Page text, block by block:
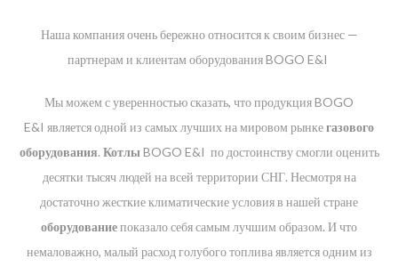
Наша компания очень бережно относится к своим бизнес —
партнерам и клиентам оборудования BOGO E&I
Мы можем с уверенностью сказать, что продукция BOGO
E&I является одной из самых лучших на мировом рынкегазового
оборудования. КотлыBOGO E&I по достоинству смогли оценить
десятки тысяч людей на всей территории СНГ. Несмотря на
достаточно жесткие климатические условия в нашей стране
оборудованиепоказало себя самым лучшим образом. И что
немаловажно, малый расход голубого топлива является одним из